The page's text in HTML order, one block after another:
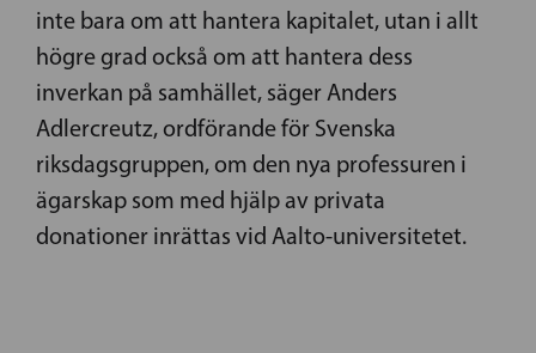
inte bara om att hantera kapitalet, utan i allt
högre grad också om att hantera dess
inverkan på samhället, säger Anders
Adlercreutz, ordförande för Svenska
riksdagsgruppen, om den nya professuren i
ägarskap som med hjälp av privata
donationer inrättas vid Aalto-universitetet.